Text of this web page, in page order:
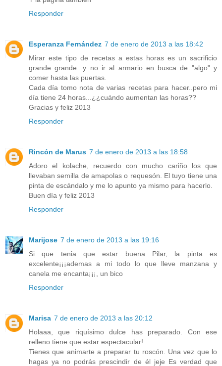
Responder
Esperanza Fernández 7 de enero de 2013 a las 18:42
Mirar este tipo de recetas a estas horas es un sacrificio
grande grande...y no ir al armario en busca de "algo" y
comer hasta las puertas.
Cada día tomo nota de varias recetas para hacer..pero mi
día tiene 24 horas...¿¿cuándo aumentan las horas??
Gracias y feliz 2013
Responder
Rincón de Marus 7 de enero de 2013 a las 18:58
Adoro el kolache, recuerdo con mucho cariño los que
llevaban semilla de amapolas o requesón. El tuyo tiene una
pinta de escándalo y me lo apunto ya mismo para hacerlo.
Buen día y feliz 2013
Responder
Marijose 7 de enero de 2013 a las 19:16
Si que tenia que estar buena Pilar, la pinta es
excelente¡¡¡ademas a mi todo lo que lleve manzana y
canela me encanta¡¡¡, un bico
Responder
Marisa 7 de enero de 2013 a las 20:12
Holaaa, que riquísimo dulce has preparado. Con ese
relleno tiene que estar espectacular!
Tienes que animarte a preparar tu roscón. Una vez que lo
hagas ya no podrás prescindir de él jeje Es verdad que